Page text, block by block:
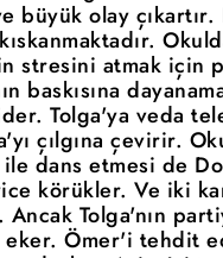
büyük olay
stresini atmak için
baskısına
Tolga'ya veda
çılgına çevirir.
dans etmesi de
körükler. Ve iki
Tolga'nın
Ömer'i tehdit